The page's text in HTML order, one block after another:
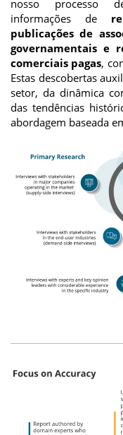
nosso processo
informações de
publicações de
governamentais e
comerciais pagas,
Estas descobertas
setor, da dinâmica
das tendências
abordagem baseada